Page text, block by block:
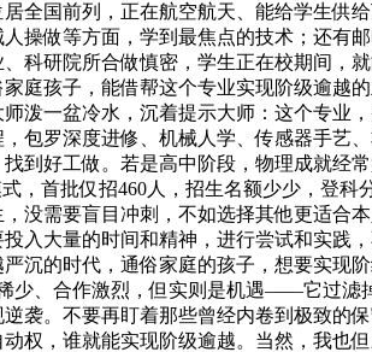
全国前列，正在航空航天、能给学生供
操做等方面，学到最焦点的技术；还有
科研院所合做慎密，学生正在校期间，
庭孩子，能借帮这个专业实现阶级逾
泼一盆冷水，沉着提示大师：这个专业
包罗深度进修、机械人学、传感器手艺
到好工做。若是高中阶段，物理成就经
，首批仅招460人，招生名额少少，登
没需要盲目冲刺，不如选择其他更适合
入大量的时间和精神，进行尝试和实践
沉的时代，通俗家庭的孩子，想要实现
少、合作激烈，但实则是机遇——它过滤
袭。不要再盯着那些曾经内卷到极致的
权，谁就能实现阶级逾越。当然，我也